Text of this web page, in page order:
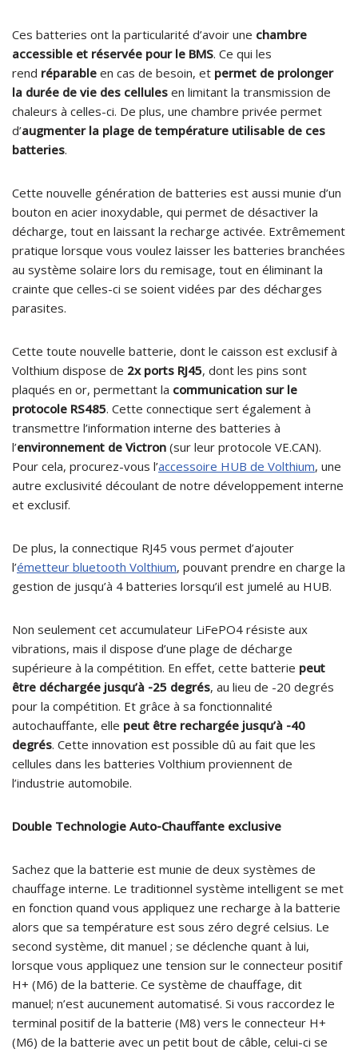
Ces batteries ont la particularité d’avoir une chambre
accessible et réservée pour le BMS. Ce qui les
rend réparable en cas de besoin, et permet de prolonger
la durée de vie des cellules en limitant la transmission de
chaleurs à celles-ci. De plus, une chambre privée permet
d’augmenter la plage de température utilisable de ces
batteries.
Cette nouvelle génération de batteries est aussi munie d’un
bouton en acier inoxydable, qui permet de désactiver la
décharge, tout en laissant la recharge activée. Extrêmement
pratique lorsque vous voulez laisser les batteries branchées
au système solaire lors du remisage, tout en éliminant la
crainte que celles-ci se soient vidées par des décharges
parasites.
Cette toute nouvelle batterie, dont le caisson est exclusif à
Volthium dispose de 2x ports RJ45, dont les pins sont
plaqués en or, permettant la communication sur le
protocole RS485. Cette connectique sert également à
transmettre l’information interne des batteries à
l’environnement de Victron (sur leur protocole VE.CAN).
Pour cela, procurez-vous l’accessoire HUB de Volthium, une
autre exclusivité découlant de notre développement interne
et exclusif.
De plus, la connectique RJ45 vous permet d’ajouter
l’émetteur bluetooth Volthium, pouvant prendre en charge la
gestion de jusqu’à 4 batteries lorsqu’il est jumelé au HUB.
Non seulement cet accumulateur LiFePO4 résiste aux
vibrations, mais il dispose d’une plage de décharge
supérieure à la compétition. En effet, cette batterie peut
être déchargée jusqu’à -25 degrés, au lieu de -20 degrés
pour la compétition. Et grâce à sa fonctionnalité
autochauffante, elle peut être rechargée jusqu’à -40
degrés. Cette innovation est possible dû au fait que les
cellules dans les batteries Volthium proviennent de
l’industrie automobile.
Double Technologie Auto-Chauffante exclusive
Sachez que la batterie est munie de deux systèmes de
chauffage interne. Le traditionnel système intelligent se met
en fonction quand vous appliquez une recharge à la batterie
alors que sa température est sous zéro degré celsius. Le
second système, dit manuel ; se déclenche quant à lui,
lorsque vous appliquez une tension sur le connecteur positif
H+ (M6) de la batterie. Ce système de chauffage, dit
manuel; n’est aucunement automatisé. Si vous raccordez le
terminal positif de la batterie (M8) vers le connecteur H+
(M6) de la batterie avec un petit bout de câble, celui-ci se